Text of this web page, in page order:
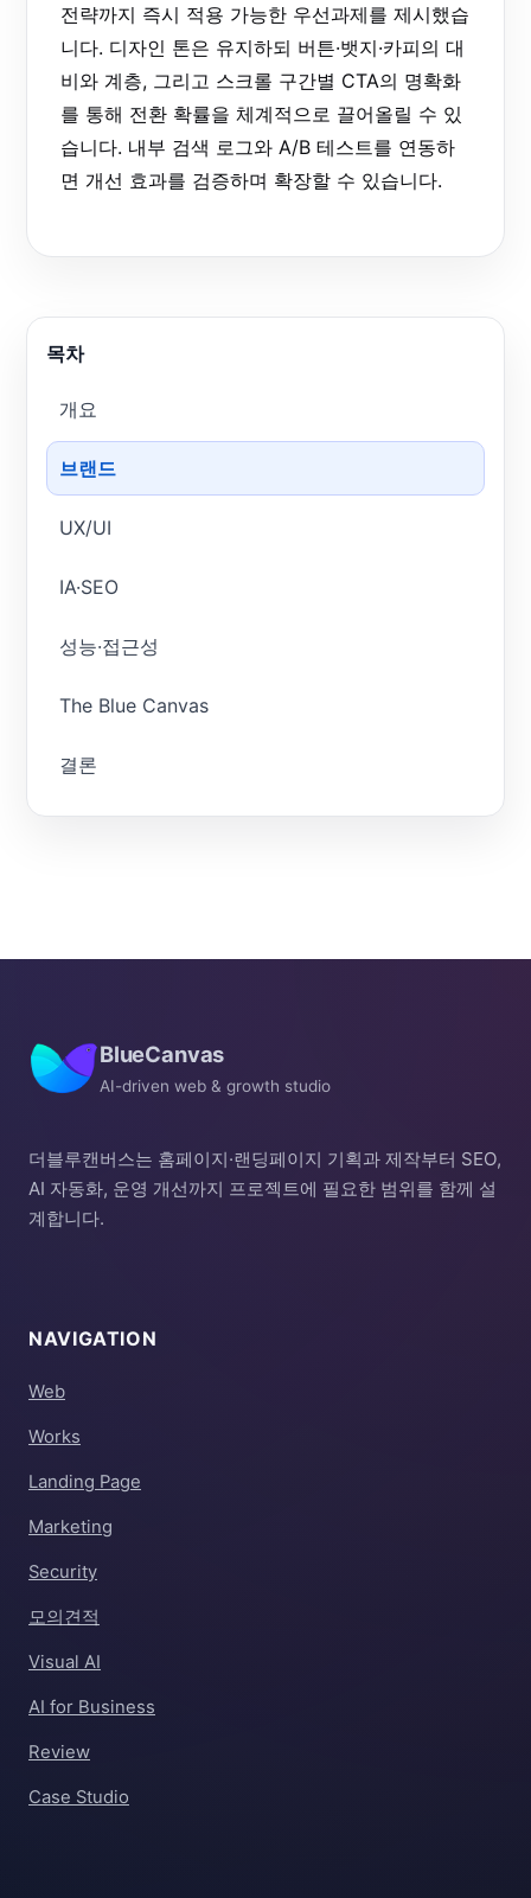
전략까지 즉시 적용 가능한 우선과제를 제시했습
니다. 디자인 톤은 유지하되 버튼·뱃지·카피의 대
비와 계층, 그리고 스크롤 구간별 CTA의 명확화
를 통해 전환 확률을 체계적으로 끌어올릴 수 있
습니다. 내부 검색 로그와 A/B 테스트를 연동하
면 개선 효과를 검증하며 확장할 수 있습니다.
목차
개요
브랜드
UX/UI
IA·SEO
성능·접근성
The Blue Canvas
결론
BlueCanvas
AI-driven web & growth studio
더블루캔버스는 홈페이지·랜딩페이지 기획과 제작부터 SEO,
AI 자동화, 운영 개선까지 프로젝트에 필요한 범위를 함께 설
계합니다.
NAVIGATION
Web
Works
Landing Page
Marketing
Security
모의견적
Visual AI
AI for Business
Review
Case Studio